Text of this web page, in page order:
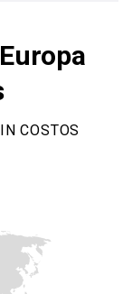
COSTOS